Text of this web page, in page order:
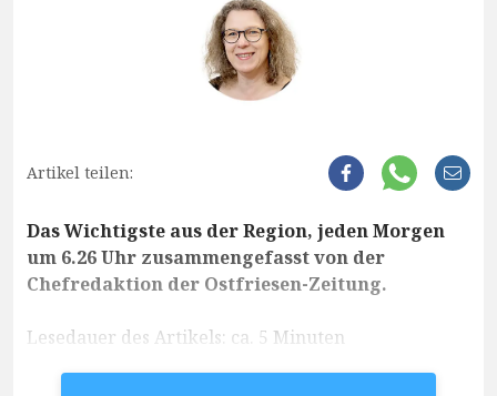
Artikel teilen:
Das Wichtigste aus der Region, jeden Morgen
um 6.26 Uhr zusammengefasst von der
Chefredaktion der Ostfriesen-Zeitung.
Lesedauer des Artikels: ca. 5 Minuten